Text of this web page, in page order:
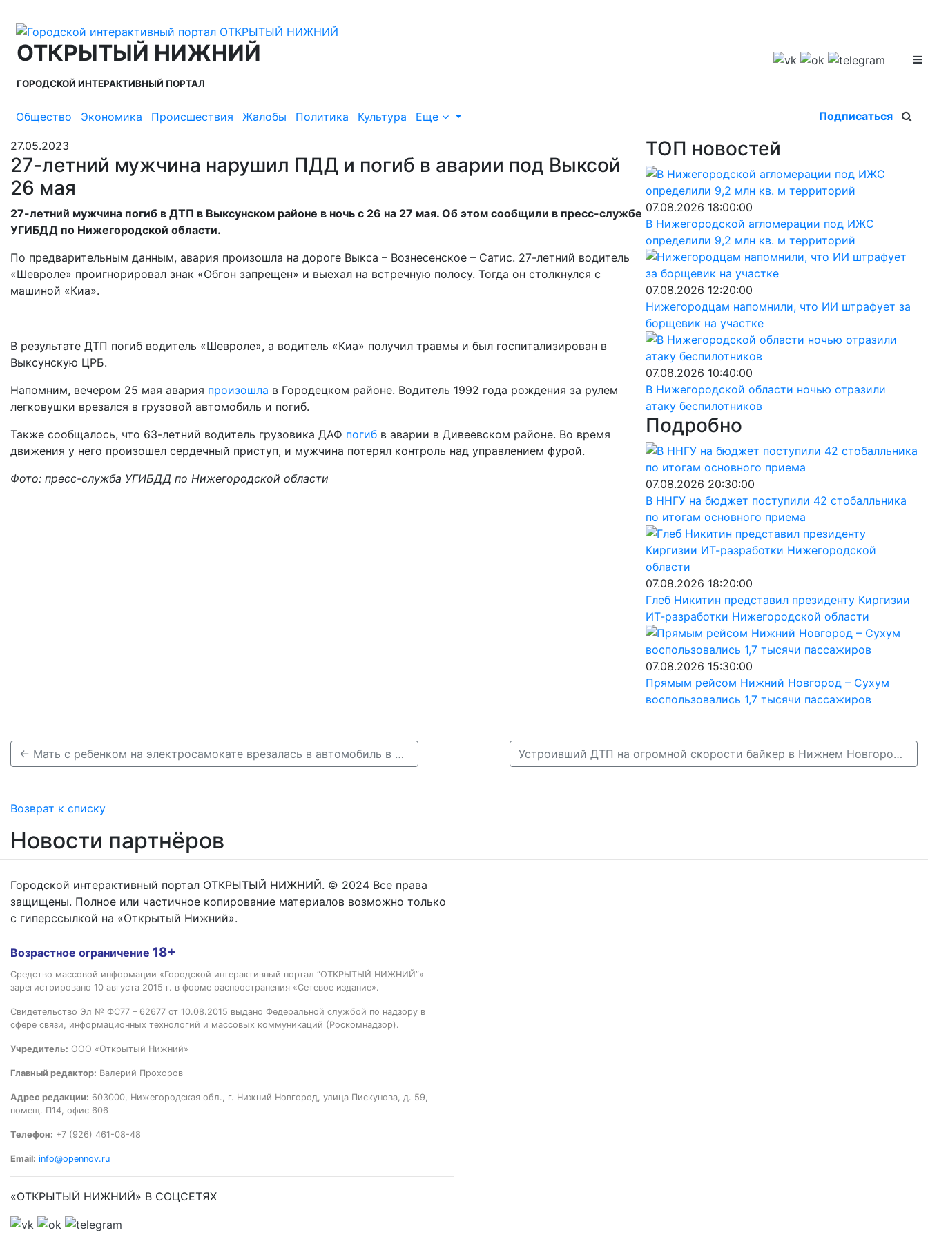
ОТКРЫТЫЙ НИЖНИЙ
ГОРОДСКОЙ ИНТЕРАКТИВНЫЙ ПОРТАЛ
Общество Экономика Происшествия Жалобы Политика Культура Еще Подписаться
27.05.2023
27-летний мужчина нарушил ПДД и погиб в аварии под Выксой
26 мая
27-летний мужчина погиб в ДТП в Выксунском районе в ночь с 26 на 27 мая. Об этом сообщили в пресс-службе
УГИБДД по Нижегородской области.
По предварительным данным, авария произошла на дороге Выкса – Вознесенское – Сатис. 27-летний водитель
«Шевроле» проигнорировал знак «Обгон запрещен» и выехал на встречную полосу. Тогда он столкнулся с
машиной «Киа».
В результате ДТП погиб водитель «Шевроле», а водитель «Киа» получил травмы и был госпитализирован в
Выксунскую ЦРБ.
Напомним, вечером 25 мая авария произошла в Городецком районе. Водитель 1992 года рождения за рулем
легковушки врезался в грузовой автомобиль и погиб.
Также сообщалось, что 63-летний водитель грузовика ДАФ погиб в аварии в Дивеевском районе. Во время
движения у него произошел сердечный приступ, и мужчина потерял контроль над управлением фурой.
Фото: пресс-служба УГИБДД по Нижегородской области
ТОП новостей
07.08.2026 18:00:00
В Нижегородской агломерации под ИЖС
определили 9,2 млн кв. м территорий
07.08.2026 12:20:00
Нижегородцам напомнили, что ИИ штрафует за
борщевик на участке
07.08.2026 10:40:00
В Нижегородской области ночью отразили
атаку беспилотников
Подробно
07.08.2026 20:30:00
В ННГУ на бюджет поступили 42 стобалльника
по итогам основного приема
07.08.2026 18:20:00
Глеб Никитин представил президенту Киргизии
ИТ-разработки Нижегородской области
07.08.2026 15:30:00
Прямым рейсом Нижний Новгород – Сухум
воспользовались 1,7 тысячи пассажиров
← Мать с ребенком на электросамокате врезалась в автомобиль в Нижнем Новгороде Устроивший ДТП на огромной скорости байкер в Нижнем Новгороде был пьян →
Возврат к списку
Новости партнёров
Городской интерактивный портал ОТКРЫТЫЙ НИЖНИЙ. © 2024 Все права
защищены. Полное или частичное копирование материалов возможно только
с гиперссылкой на «Открытый Нижний».
Возрастное ограничение 18+
Средство массовой информации «Городской интерактивный портал “ОТКРЫТЫЙ НИЖНИЙ”»
зарегистрировано 10 августа 2015 г. в форме распространения «Сетевое издание».
Свидетельство Эл № ФС77 – 62677 от 10.08.2015 выдано Федеральной службой по надзору в
сфере связи, информационных технологий и массовых коммуникаций (Роскомнадзор).
Учредитель: ООО «Открытый Нижний»
Главный редактор: Валерий Прохоров
Адрес редакции: 603000, Нижегородская обл., г. Нижний Новгород, улица Пискунова, д. 59,
помещ. П14, офис 606
Телефон: +7 (926) 461-08-48
Email: info@opennov.ru
«ОТКРЫТЫЙ НИЖНИЙ» В СОЦСЕТЯХ